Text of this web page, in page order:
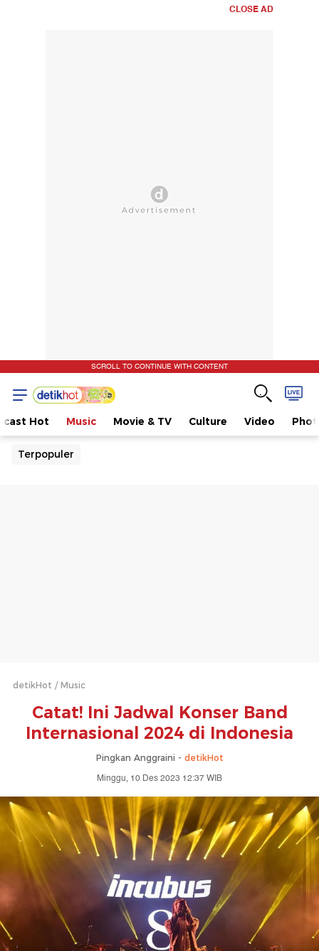
CLOSE AD
SCROLL TO CONTINUE WITH CONTENT
Hot Music Movie & TV Culture Video
Terpopuler
detikHot Music
Catat! Ini Jadwal Konser Band
Internasional 2024 di Indonesia
Pingkan Anggraini - detikHot
Minggu, 10 Des 2023 12:37 WIB